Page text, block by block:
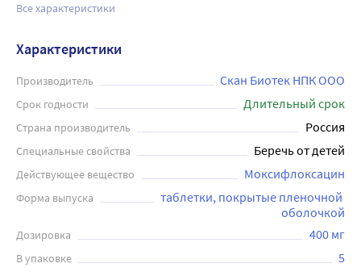
Все характеристики
Характеристики
Производитель Скан Биотек НПК ООО
Срок годности Длительный срок
Страна производитель Россия
Специальные свойства Беречь от детей
Действующее вещество Моксифлоксацин
Форма выпуска
таблетки, покрытые пленочной
оболочкой
Дозировка 400 мг
В упаковке 5